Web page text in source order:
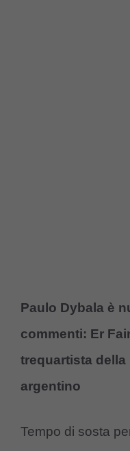
Paulo Dybala è
commenti: Er
trequartista della
argentino
Tempo di sosta